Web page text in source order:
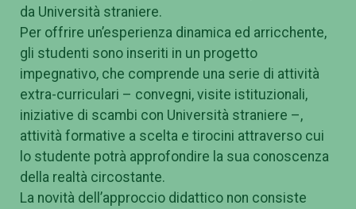
da Università straniere.
Per offrire un’esperienza dinamica ed arricchente,
gli studenti sono inseriti in un progetto
impegnativo, che comprende una serie di attività
extra-curriculari – convegni, visite istituzionali,
iniziative di scambi con Università straniere –,
attività formative a scelta e tirocini attraverso cui
lo studente potrà approfondire la sua conoscenza
della realtà circostante.
La novità dell’approccio didattico non consiste